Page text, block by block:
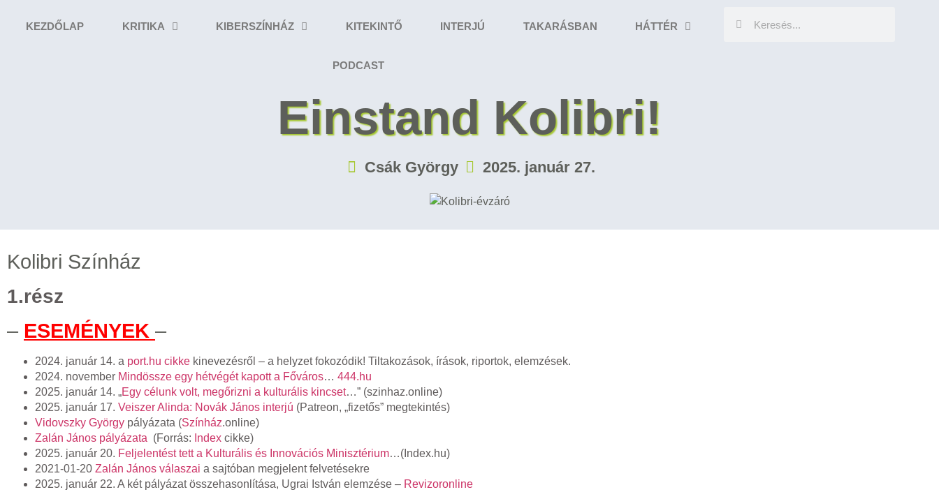
KEZDŐLAP KRITIKA KIBERSZÍNHÁZ KITEKINTŐ INTERJÚ TAKARÁSBAN HÁTTÉR
PODCAST
Einstand Kolibri!
Csák György 2025. január 27.
Kolibri Színház
1.rész
– ESEMÉNYEK –
2024. január 14. a port.hu cikke kinevezésről – a helyzet fokozódik! Tiltakozások, írások, riportok, elemzések.
2024. november Mindössze egy hétvégét kapott a Főváros… 444.hu
2025. január 14. „Egy célunk volt, megőrizni a kulturális kincset…” (szinhaz.online)
2025. január 17. Veiszer Alinda: Novák János interjú (Patreon, „fizetős” megtekintés)
Vidovszky György pályázata (Színház.online)
Zalán János pályázata (Forrás: Index cikke)
2025. január 20. Feljelentést tett a Kulturális és Innovációs Minisztérium…(Index.hu)
2021-01-20 Zalán János válaszai a sajtóban megjelent felvetésekre
2025. január 22. A két pályázat összehasonlítása, Ugrai István elemzése – Revizoronline